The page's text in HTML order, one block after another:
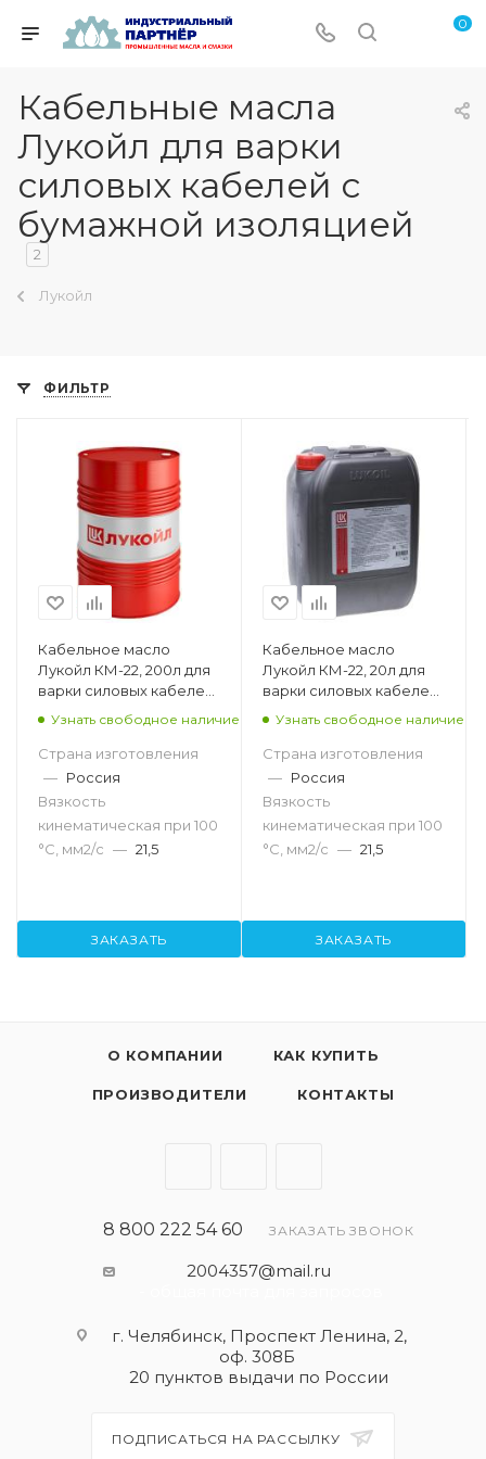
0
Кабельные масла
Лукойл для варки
силовых кабелей с
бумажной изоляцией
2
Лукойл
ФИЛЬТР
Кабельное масло
Лукойл КМ-22, 200л для
варки силовых кабелей
с бумажной изоляцией
Узнать свободное наличие
Страна изготовления
— Россия
Вязкость
кинематическая при 100
°С, мм2/с — 21,5
ЗАКАЗАТЬ
Кабельное масло
Лукойл КМ-22, 20л для
варки силовых кабелей
с бумажной изоляцией
Узнать свободное наличие
Страна изготовления
— Россия
Вязкость
кинематическая при 100
°С, мм2/с — 21,5
ЗАКАЗАТЬ
О КОМПАНИИ КАК КУПИТЬ
ПРОИЗВОДИТЕЛИ КОНТАКТЫ
8 800 222 54 60 ЗАКАЗАТЬ ЗВОНОК
2004357@mail.ru
г. Челябинск, Проспект Ленина, 2,
оф. 308Б
20 пунктов выдачи по России
ПОДПИСАТЬСЯ НА РАССЫЛКУ